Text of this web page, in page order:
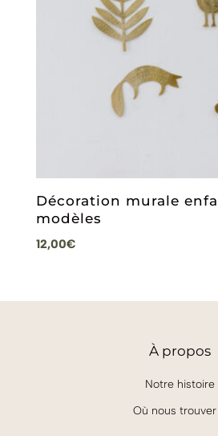
Décoration murale
modèles
12,00€
Àpropos
Notre histoire
Où nous trouver